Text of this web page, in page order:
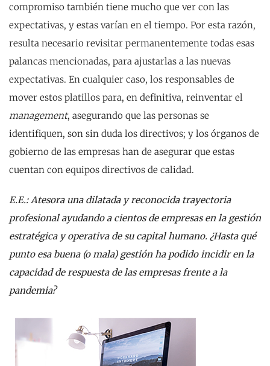
compromiso también tiene mucho que ver con las
expectativas, y estas varían en el tiempo. Por esta razón,
resulta necesario revisitar permanentemente todas esas
palancas mencionadas, para ajustarlas a las nuevas
expectativas. En cualquier caso, los responsables de
mover estos platillos para, en definitiva, reinventar el
management, asegurando que las personas se
identifiquen, son sin duda los directivos; y los órganos de
gobierno de las empresas han de asegurar que estas
cuentan con equipos directivos de calidad.
E.E.: Atesora una dilatada y reconocida trayectoria
profesional ayudando a cientos de empresas en la gestión
estratégica y operativa de su capital humano. ¿Hasta qué
punto esa buena (o mala) gestión ha podido incidir en la
capacidad de respuesta de las empresas frente a la
pandemia?